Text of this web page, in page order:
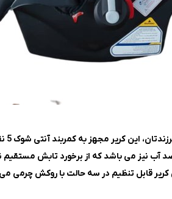
این کریر مجهز به کمربند آنتی شوک 5 نقطه ای است.
آب نیز می باشد که از برخورد تابش
قابل تنظیم در سه حالت با روکش چرمی